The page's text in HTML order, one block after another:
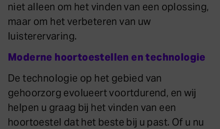
niet alleen om het vinden van een oplossing,
maar om het verbeteren van uw
luisterervaring.
Moderne hoortoestellen en technologie
De technologie op het gebied van
gehoorzorg evolueert voortdurend, en wij
helpen u graag bij het vinden van een
hoortoestel dat het beste bij u past. Of u nu